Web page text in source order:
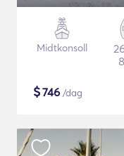
Midtkonsoll
$746 /dag